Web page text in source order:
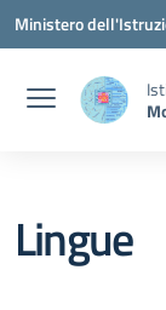
Vai ai contenuti
Vai al menu di
Vai al footer
Ministero
Lingue